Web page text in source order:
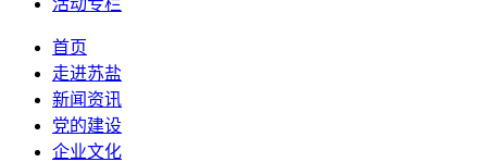
首页
走进苏盐
新闻资讯
党的建设
企业文化